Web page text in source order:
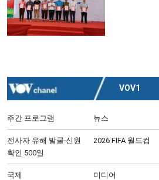
VOV1
주간 프로그램 뉴스
전사자 유해 발굴·신원
확인 500일
2026 FIFA 월드컵
국제 미디어